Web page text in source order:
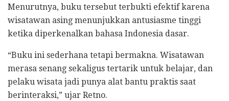
Menurutnya, buku tersebut terbukti efektif karena
wisatawan asing menunjukkan antusiasme tinggi
ketika diperkenalkan bahasa Indonesia dasar.
“Buku ini sederhana tetapi bermakna. Wisatawan
merasa senang sekaligus tertarik untuk belajar, dan
pelaku wisata jadi punya alat bantu praktis saat
berinteraksi,” ujar Retno.